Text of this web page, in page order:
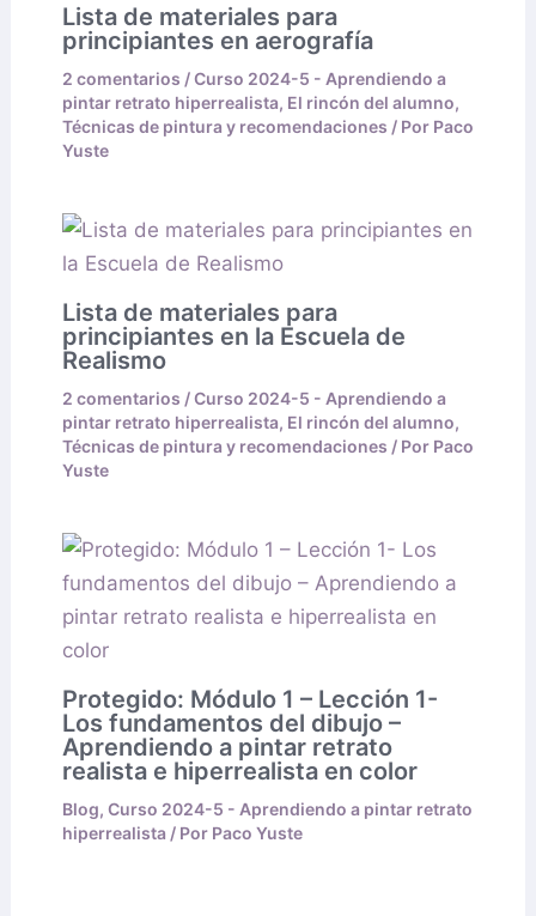
Lista de materiales para
principiantes en aerografía
2 comentarios /Curso 2024-5 - Aprendiendo a
pintar retrato hiperrealista, El rincón del alumno,
Técnicas de pintura y recomendaciones / Por Paco
Yuste
Lista de materiales para
principiantes en la Escuela de
Realismo
2 comentarios /Curso 2024-5 - Aprendiendo a
pintar retrato hiperrealista, El rincón del alumno,
Técnicas de pintura y recomendaciones / Por Paco
Yuste
Protegido: Módulo 1 – Lección 1-
Los fundamentos del dibujo –
Aprendiendo a pintar retrato
realista e hiperrealista en color
Blog, Curso 2024-5 - Aprendiendo a pintar retrato
hiperrealista / Por Paco Yuste